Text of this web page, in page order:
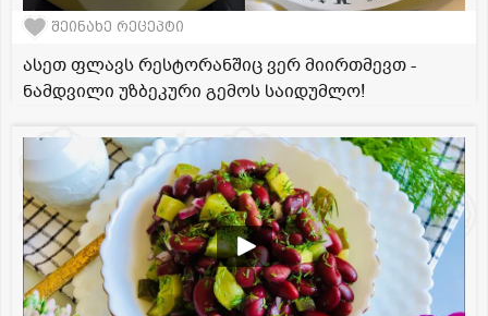
შეინახე რეცეპტი
ასეთ ფლავს რესტორანშიც ვერ მიირთმევთ -
ნამდვილი უზბეკური გემოს საიდუმლო!